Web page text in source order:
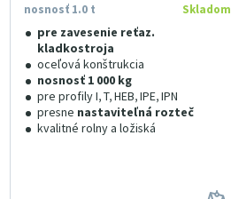
nosnosť 1.0 t
pre zavesenie reťaz.
kladkostroja
oceľová konštrukcia
nosnosť 1 000 kg
pre profily I, T, HEB, IPE, IPN
presne nastaviteľná rozteč
kvalitné rolny a ložiská
Skladom